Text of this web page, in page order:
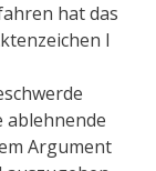
hat das
I
ablehnende
Argument